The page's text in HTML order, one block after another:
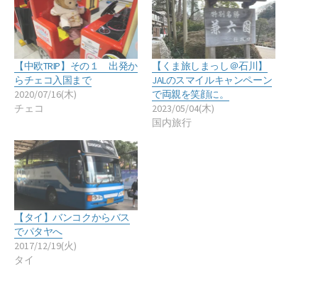
【中欧TRIP】その１ 出発か
らチェコ入国まで
2020/07/16(木)
チェコ
【くま旅しまっし＠石川】
JALのスマイルキャンペーン
で両親を笑顔に。
2023/05/04(木)
国内旅行
【タイ】バンコクからバス
でパタヤへ
2017/12/19(火)
タイ